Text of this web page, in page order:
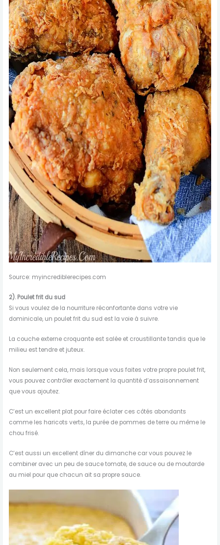
Source: myincrediblerecipes.com
2). Poulet frit du sud
Si vous voulez de la nourriture réconfortante dans votre vie
dominicale, un poulet frit du sud est la voie à suivre.
La couche externe croquante est salée et croustillante tandis que le
milieu est tendre et juteux.
Non seulement cela, mais lorsque vous faites votre propre poulet frit,
vous pouvez contrôler exactement la quantité d’assaisonnement
que vous ajoutez.
C’est un excellent plat pour faire éclater ces côtés abondants
comme les haricots verts, la purée de pommes de terre ou même le
chou frisé.
C’est aussi un excellent dîner du dimanche car vous pouvez le
combiner avec un peu de sauce tomate, de sauce ou de moutarde
au miel pour que chacun ait sa propre sauce.